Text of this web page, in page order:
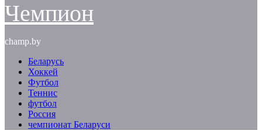
Чемпион
champ.by
Беларусь
Хоккей
Футбол
Теннис
футбол
Россия
чемпионат Беларуси